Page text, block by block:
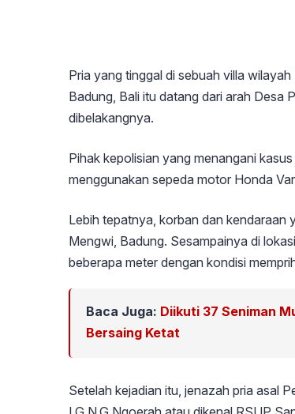
Pria yang tinggal di sebuah villa
Badung, Bali itu datang dari arah Desa
dibelakangnya.
Pihak kepolisian yang menangani
menggunakan sepeda motor Honda
Lebih tepatnya, korban dan kendaraan
Mengwi, Badung. Sesampainya di
beberapa meter dengan kondisi
Baca Juga: Diikuti 37 Seniman
Bersaing Ketat
Setelah kejadian itu, jenazah pria asal